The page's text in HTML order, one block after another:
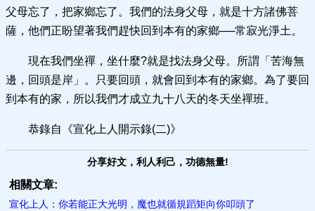
父母忘了，把家鄉忘了。我們的法身父母，就是十方諸佛菩
薩，他們正盼望著我們趕快回到本有的家鄉──常寂光淨土。
現在我們坐禪，坐什麼?就是找法身父母。所謂「苦海無
邊，回頭是岸」。只要回頭，就會回到本有的家鄉。為了要回
到本有的家，所以我們才成立九十八天的冬天坐禪班。
恭錄自《宣化上人開示錄(二)》
分享好文，利人利己，功德無量!
相關文章:
宣化上人：你若能正大光明，魔也就循規蹈矩向你叩頭了